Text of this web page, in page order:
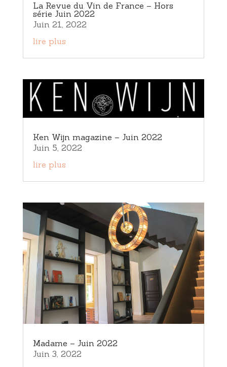
La Revue du Vin de France – Hors
série Juin 2022
Juin 21, 2022
lire plus
Ken Wijn magazine – Juin 2022
Juin 5, 2022
lire plus
Madame – Juin 2022
Juin 3, 2022